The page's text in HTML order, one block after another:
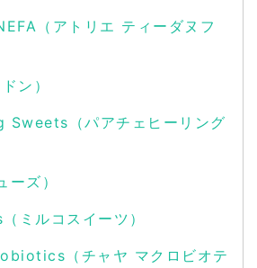
（アトリエ ティーダヌフ
ン）
（パアチェヒーリング
ーズ）
ミルコスイーツ）
（チャヤ マクロビオテ